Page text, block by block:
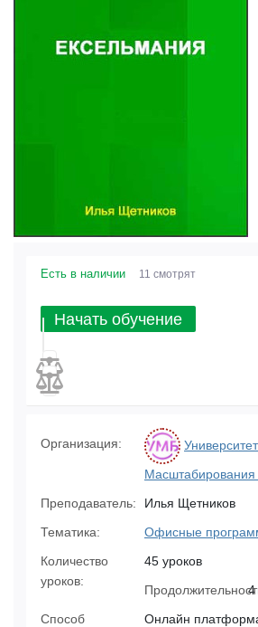
Есть в наличии 11 смотрят
Начать обучение
Организация: Университет
Масштабирования
Преподаватель:
Илья Щетников
Тематика:
Офисные
Количество
уроков:
45 уроков
4
Способ
Онлайн